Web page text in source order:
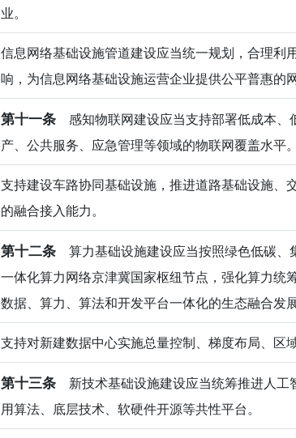
业。
信息网络基础设施管道建设应当统一规划，合理
响，为信息网络基础设施运营企业提供公平普惠的
第十一条 感知物联网建设应当支持部署低成本、
产、公共服务、应急管理等领域的物联网覆盖水平。
支持建设车路协同基础设施，推进道路基础设施
的融合接入能力。
第十二条 算力基础设施建设应当按照绿色低碳、
一体化算力网络京津冀国家枢纽节点，强化算力
数据、算力、算法和开发平台一体化的生态融合发展
支持对新建数据中心实施总量控制、梯度布局、区
第十三条 新技术基础设施建设应当统筹推进人工
用算法、底层技术、软硬件开源等共性平台。